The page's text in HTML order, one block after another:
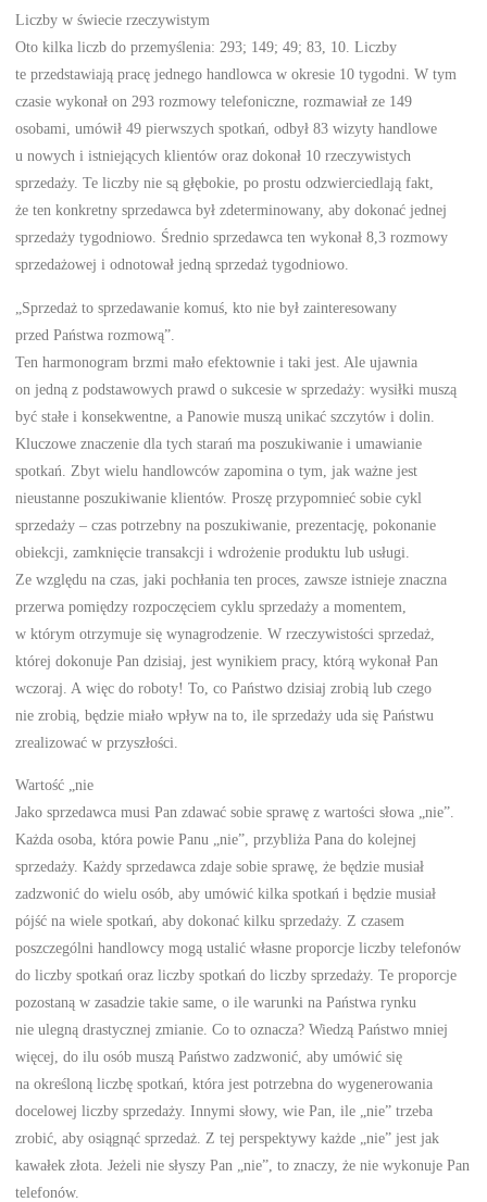
Liczby w świecie rzeczywistym
Oto kilka liczb do przemyślenia: 293; 149; 49; 83, 10. Liczby
te przedstawiają pracę jednego handlowca w okresie 10 tygodni. W tym
czasie wykonał on 293 rozmowy telefoniczne, rozmawiał ze 149
osobami, umówił 49 pierwszych spotkań, odbył 83 wizyty handlowe
u nowych i istniejących klientów oraz dokonał 10 rzeczywistych
sprzedaży. Te liczby nie są głębokie, po prostu odzwierciedlają fakt,
że ten konkretny sprzedawca był zdeterminowany, aby dokonać jednej
sprzedaży tygodniowo. Średnio sprzedawca ten wykonał 8,3 rozmowy
sprzedażowej i odnotował jedną sprzedaż tygodniowo.
„Sprzedaż to sprzedawanie komuś, kto nie był zainteresowany
przed Państwa rozmową”.
Ten harmonogram brzmi mało efektownie i taki jest. Ale ujawnia
on jedną z podstawowych prawd o sukcesie w sprzedaży: wysiłki muszą
być stałe i konsekwentne, a Panowie muszą unikać szczytów i dolin.
Kluczowe znaczenie dla tych starań ma poszukiwanie i umawianie
spotkań. Zbyt wielu handlowców zapomina o tym, jak ważne jest
nieustanne poszukiwanie klientów. Proszę przypomnieć sobie cykl
sprzedaży – czas potrzebny na poszukiwanie, prezentację, pokonanie
obiekcji, zamknięcie transakcji i wdrożenie produktu lub usługi.
Ze względu na czas, jaki pochłania ten proces, zawsze istnieje znaczna
przerwa pomiędzy rozpoczęciem cyklu sprzedaży a momentem,
w którym otrzymuje się wynagrodzenie. W rzeczywistości sprzedaż,
której dokonuje Pan dzisiaj, jest wynikiem pracy, którą wykonał Pan
wczoraj. A więc do roboty! To, co Państwo dzisiaj zrobią lub czego
nie zrobią, będzie miało wpływ na to, ile sprzedaży uda się Państwu
zrealizować w przyszłości.
Wartość „nie
Jako sprzedawca musi Pan zdawać sobie sprawę z wartości słowa „nie”.
Każda osoba, która powie Panu „nie”, przybliża Pana do kolejnej
sprzedaży. Każdy sprzedawca zdaje sobie sprawę, że będzie musiał
zadzwonić do wielu osób, aby umówić kilka spotkań i będzie musiał
pójść na wiele spotkań, aby dokonać kilku sprzedaży. Z czasem
poszczególni handlowcy mogą ustalić własne proporcje liczby telefonów
do liczby spotkań oraz liczby spotkań do liczby sprzedaży. Te proporcje
pozostaną w zasadzie takie same, o ile warunki na Państwa rynku
nie ulegną drastycznej zmianie. Co to oznacza? Wiedzą Państwo mniej
więcej, do ilu osób muszą Państwo zadzwonić, aby umówić się
na określoną liczbę spotkań, która jest potrzebna do wygenerowania
docelowej liczby sprzedaży. Innymi słowy, wie Pan, ile „nie” trzeba
zrobić, aby osiągnąć sprzedaż. Z tej perspektywy każde „nie” jest jak
kawałek złota. Jeżeli nie słyszy Pan „nie”, to znaczy, że nie wykonuje Pan
telefonów.